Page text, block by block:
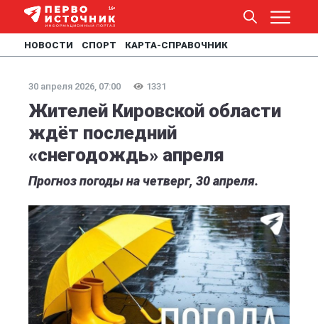
НОВОСТИ СПОРТ КАРТА-СПРАВОЧНИК
30 апреля 2026, 07:00 1331
Жителей Кировской области
ждёт последний
«снегодождь» апреля
Прогноз погоды на четверг, 30 апреля.